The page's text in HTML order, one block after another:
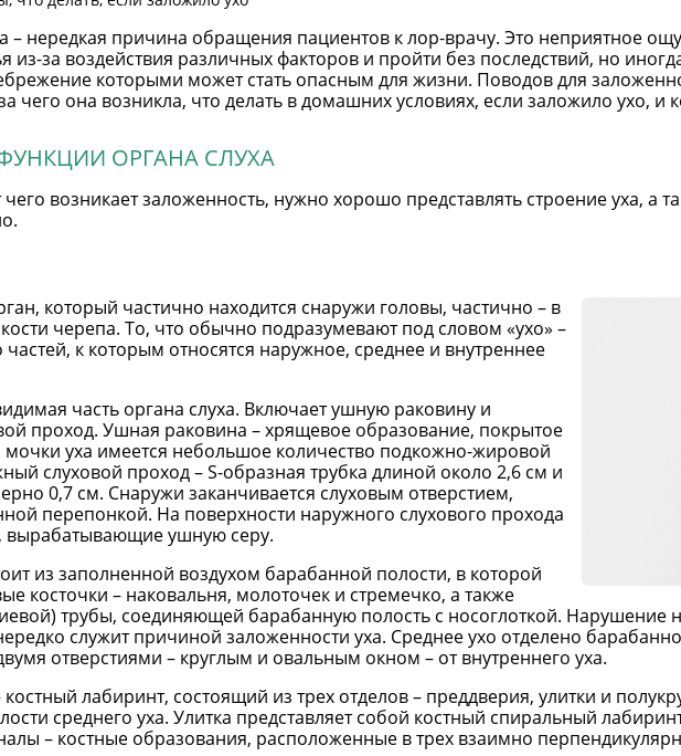
– нередкая причина обращения пациентов к лор-врачу. Это неприятное
из-за воздействия различных факторов и пройти без последствий, но
которыми может стать опасным для жизни. Поводов для
чего она возникла, что делать в домашних условиях, если заложило ухо,
ОРГАНА СЛУХА
возникает заложенность, нужно хорошо представлять строение уха, а
который частично находится снаружи головы, частично – в
черепа. То, что обычно подразумевают под словом «ухо» –
к которым относятся наружное, среднее и внутреннее
часть органа слуха. Включает ушную раковину и
проход. Ушная раковина – хрящевое образование, покрытое
мочки уха имеется небольшое количество подкожно-жировой
слуховой проход – S-образная трубка длиной около 2,6 см и
0,7 см. Снаружи заканчивается слуховым отверстием,
перепонкой. На поверхности наружного слухового прохода
вырабатывающие ушную серу.
из заполненной воздухом барабанной полости, в которой
косточки – наковальня, молоточек и стремечко, а также
трубы, соединяющей барабанную полость с носоглоткой.
служит причиной заложенности уха. Среднее ухо отделено
отверстиями – круглым и овальным окном – от внутреннего уха.
костный лабиринт, состоящий из трех отделов – преддверия, улитки и
среднего уха. Улитка представляет собой костный спиральный
– костные образования, расположенные в трех взаимно